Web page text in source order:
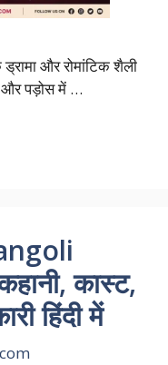
और रोमांटिक शैली
और पड़ोस में …
कास्ट,
हिंदी में